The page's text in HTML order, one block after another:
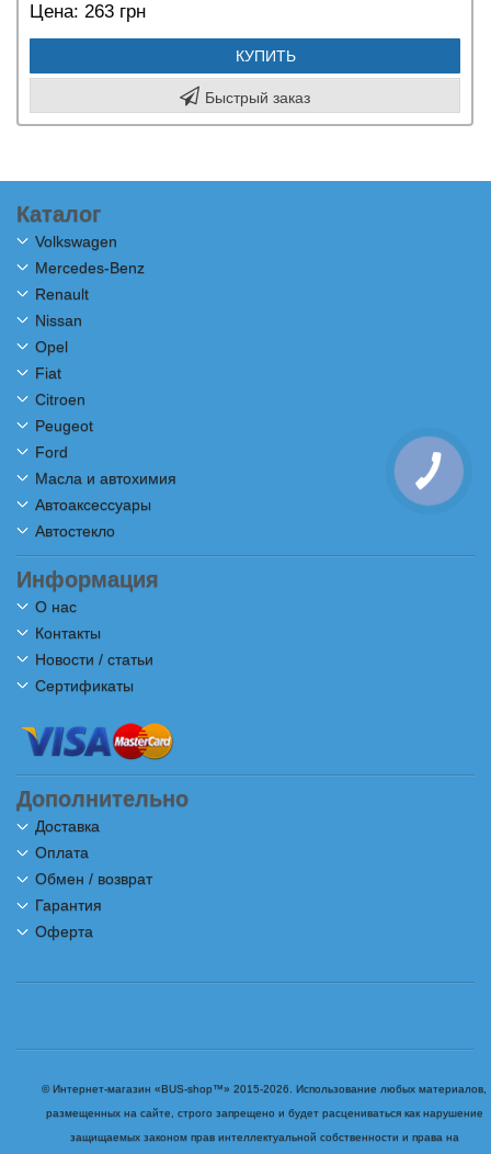
Цена: 263 грн
КУПИТЬ
Быстрый заказ
Каталог
Volkswagen
Mercedes-Benz
Renault
Nissan
Opel
Fiat
Citroen
Peugeot
Ford
Масла и автохимия
Автоаксессуары
Автостекло
Информация
О нас
Контакты
Новости / статьи
Сертификаты
Дополнительно
Доставка
Оплата
Обмен / возврат
Гарантия
Оферта
© Интернет-магазин «BUS-shop™» 2015-2026. Использование любых материалов,
размещенных на сайте, строго запрещено и будет расцениваться как нарушение
защищаемых законом прав интеллектуальной собственности и права на